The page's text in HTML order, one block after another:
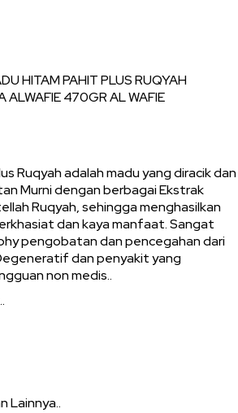
HITAM PAHIT PLUS RUQYAH
ALWAFIE 470GR AL WAFIE
Ruqyah adalah madu yang diracik dan
Murni dengan berbagai Ekstrak
Ruqyah, sehingga menghasilkan
dan kaya manfaat. Sangat
pengobatan dan pencegahan dari
dan penyakit yang
non medis..
Lainnya..